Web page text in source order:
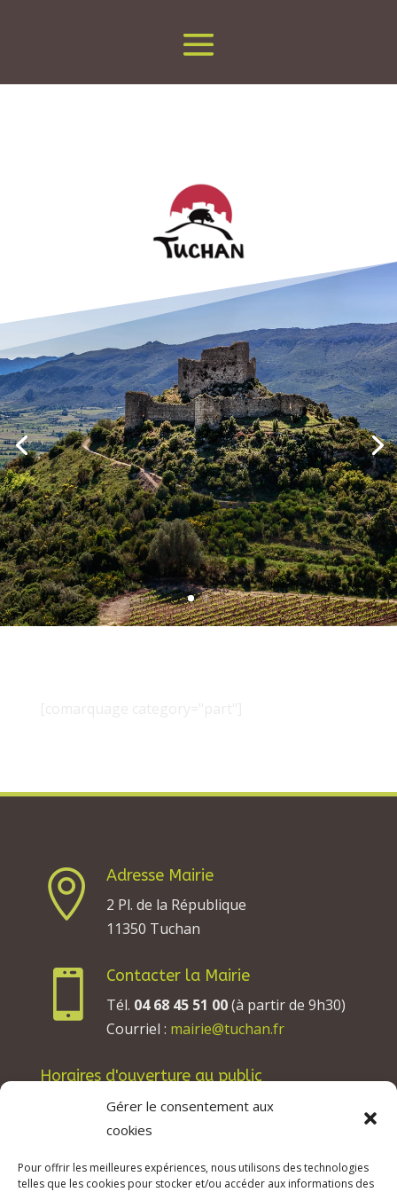
Gérer le consentement aux
cookies
Pour offrir les meilleures expériences, nous utilisons des technologies
telles que les cookies pour stocker et/ou accéder aux informations des

Adresse Mairie
2 Pl. de la République
11350 Tuchan

Contacter la Mairie
Tél. 04 68 45 51 00(à partir de 9h30)
Courriel : mairie@tuchan.fr
Horaires d'ouverture au public
Les lundis, mardis et jeudis : de 8h à 12h et de
13h30 à 17h30.
Les vendredis : de 8h à 12h.